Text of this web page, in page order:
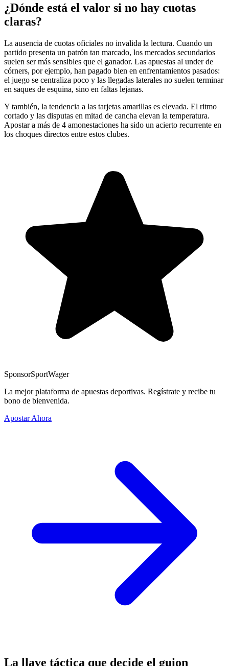
¿Dónde está el valor si no hay cuotas
claras?
La ausencia de cuotas oficiales no invalida la lectura. Cuando un
partido presenta un patrón tan marcado, los mercados secundarios
suelen ser más sensibles que el ganador. Las apuestas al under de
córners, por ejemplo, han pagado bien en enfrentamientos pasados:
el juego se centraliza poco y las llegadas laterales no suelen terminar
en saques de esquina, sino en faltas lejanas.
Y también, la tendencia a las tarjetas amarillas es elevada. El ritmo
cortado y las disputas en mitad de cancha elevan la temperatura.
Apostar a más de 4 amonestaciones ha sido un acierto recurrente en
los choques directos entre estos clubes.
SponsorSportWager
La mejor plataforma de apuestas deportivas. Regístrate y recibe tu
bono de bienvenida.
Apostar Ahora
La llave táctica que decide el guion